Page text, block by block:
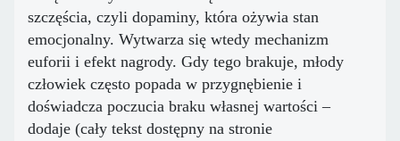
szczęścia, czyli dopaminy, która ożywia stan
emocjonalny. Wytwarza się wtedy mechanizm
euforii i efekt nagrody. Gdy tego brakuje, młody
człowiek często popada w przygnębienie i
doświadcza poczucia braku własnej wartości –
dodaje (cały tekst dostępny na stronie